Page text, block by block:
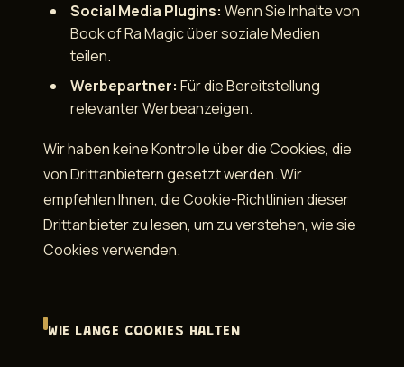
Social Media Plugins: Wenn Sie Inhalte von
Book of Ra Magic über soziale Medien
teilen.
Werbepartner: Für die Bereitstellung
relevanter Werbeanzeigen.
Wir haben keine Kontrolle über die Cookies, die
von Drittanbietern gesetzt werden. Wir
empfehlen Ihnen, die Cookie-Richtlinien dieser
Drittanbieter zu lesen, um zu verstehen, wie sie
Cookies verwenden.
WIE LANGE COOKIES HALTEN